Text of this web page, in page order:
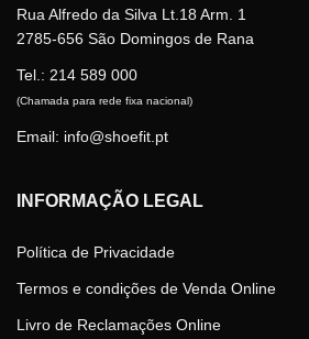
the
product
Rua Alfredo da Silva Lt.18 Arm. 1
2785-656 São Domingos de Rana
Tel.: 214 589 000
(Chamada para rede fixa nacional)
Email: info@shoefit.pt
INFORMAÇÃO LEGAL
Política de Privacidade
Termos e condições de Venda Online
Livro de Reclamações Online